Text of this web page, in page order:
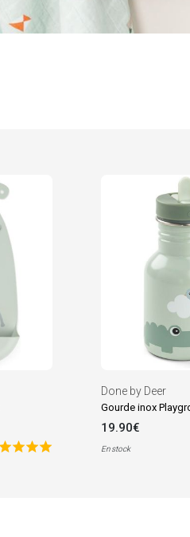
Done by Deer
Gourde inox
19.90€
En stock